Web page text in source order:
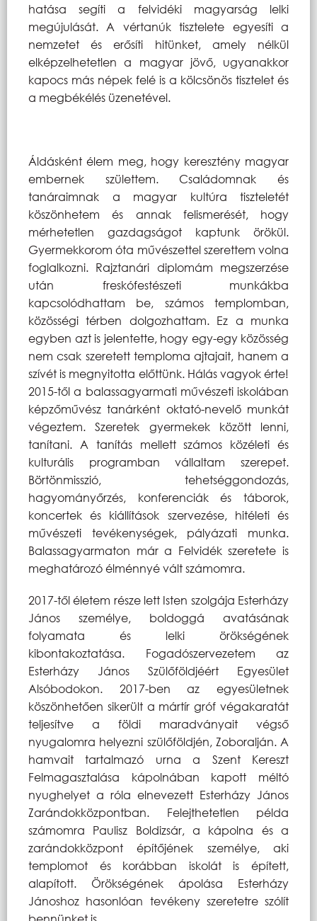
hatása segíti a felvidéki magyarság lelki
megújulását. A vértanúk tisztelete egyesíti a
nemzetet és erősíti hitünket, amely nélkül
elképzelhetetlen a magyar jövő, ugyanakkor
kapocs más népek felé is a kölcsönös tisztelet és
a megbékélés üzenetével.
Áldásként élem meg, hogy keresztény magyar
embernek születtem. Családomnak és
tanáraimnak a magyar kultúra tiszteletét
köszönhetem és annak felismerését, hogy
mérhetetlen gazdagságot kaptunk örökül.
Gyermekkorom óta művészettel szerettem volna
foglalkozni. Rajztanári diplomám megszerzése
után freskófestészeti munkákba
kapcsolódhattam be, számos templomban,
közösségi térben dolgozhattam. Ez a munka
egyben azt is jelentette, hogy egy-egy közösség
nem csak szeretett temploma ajtajait, hanem a
szívét is megnyitotta előttünk. Hálás vagyok érte!
2015-től a balassagyarmati művészeti iskolában
képzőművész tanárként oktató-nevelő munkát
végeztem. Szeretek gyermekek között lenni,
tanítani. A tanítás mellett számos közéleti és
kulturális programban vállaltam szerepet.
Börtönmisszió, tehetséggondozás,
hagyományőrzés, konferenciák és táborok,
koncertek és kiállítások szervezése, hitéleti és
művészeti tevékenységek, pályázati munka.
Balassagyarmaton már a Felvidék szeretete is
meghatározó élménnyé vált számomra.
2017-től életem része lett Isten szolgája Esterházy
János személye, boldoggá avatásának
folyamata és lelki örökségének
kibontakoztatása. Fogadószervezetem az
Esterházy János Szülőföldjéért Egyesület
Alsóbodokon. 2017-ben az egyesületnek
köszönhetően sikerült a mártír gróf végakaratát
teljesítve a földi maradványait végső
nyugalomra helyezni szülőföldjén, Zoboralján. A
hamvait tartalmazó urna a Szent Kereszt
Felmagasztalása kápolnában
kapott méltó
nyughelyet a róla elnevezett Esterházy János
Zarándokközpontban. Felejthetetlen példa
számomra Paulisz Boldizsár, a kápolna és a
zarándokközpont építőjének személye, aki
templomot és korábban iskolát is épített,
alapított. Örökségének ápolása Esterházy
Jánoshoz hasonlóan tevékeny szeretetre szólít